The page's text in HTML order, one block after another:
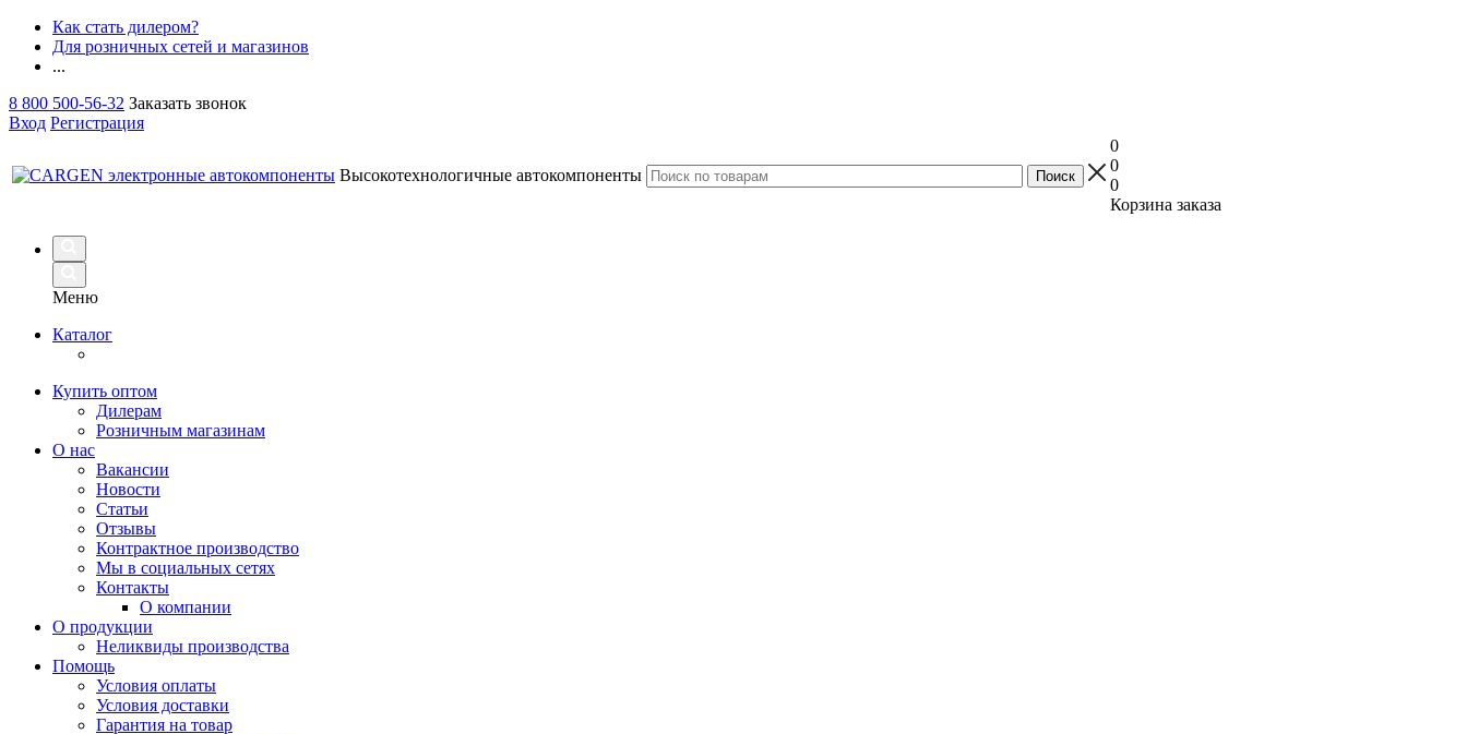
Как стать дилером?
Для розничных сетей и магазинов
...
8 800 500-56-32 Заказать звонок
Вход Регистрация
Высокотехнологичные автокомпоненты
0
0
0
Корзина заказа
Меню
Каталог
Купить оптом
Дилерам
Розничным магазинам
О нас
Вакансии
Новости
Статьи
Отзывы
Контрактное производство
Мы в социальных сетях
Контакты
О компании
О продукции
Неликвиды производства
Помощь
Условия оплаты
Условия доставки
Гарантия на товар